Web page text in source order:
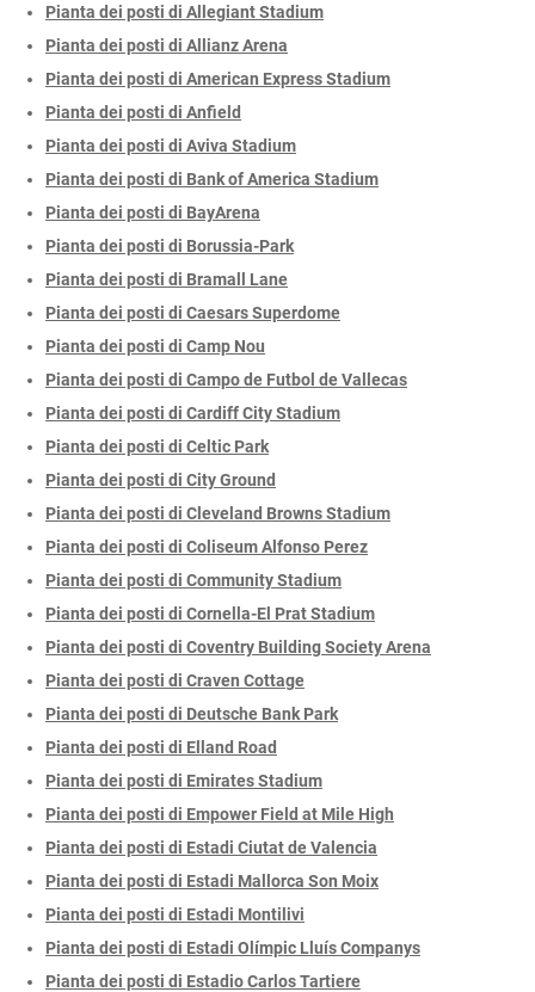
Pianta dei posti di Allegiant Stadium
Pianta dei posti di Allianz Arena
Pianta dei posti di American Express Stadium
Pianta dei posti di Anfield
Pianta dei posti di Aviva Stadium
Pianta dei posti di Bank of America Stadium
Pianta dei posti di BayArena
Pianta dei posti di Borussia-Park
Pianta dei posti di Bramall Lane
Pianta dei posti di Caesars Superdome
Pianta dei posti di Camp Nou
Pianta dei posti di Campo de Futbol de Vallecas
Pianta dei posti di Cardiff City Stadium
Pianta dei posti di Celtic Park
Pianta dei posti di City Ground
Pianta dei posti di Cleveland Browns Stadium
Pianta dei posti di Coliseum Alfonso Perez
Pianta dei posti di Community Stadium
Pianta dei posti di Cornella-El Prat Stadium
Pianta dei posti di Coventry Building Society Arena
Pianta dei posti di Craven Cottage
Pianta dei posti di Deutsche Bank Park
Pianta dei posti di Elland Road
Pianta dei posti di Emirates Stadium
Pianta dei posti di Empower Field at Mile High
Pianta dei posti di Estadi Ciutat de Valencia
Pianta dei posti di Estadi Mallorca Son Moix
Pianta dei posti di Estadi Montilivi
Pianta dei posti di Estadi Olímpic Lluís Companys
Pianta dei posti di Estadio Carlos Tartiere